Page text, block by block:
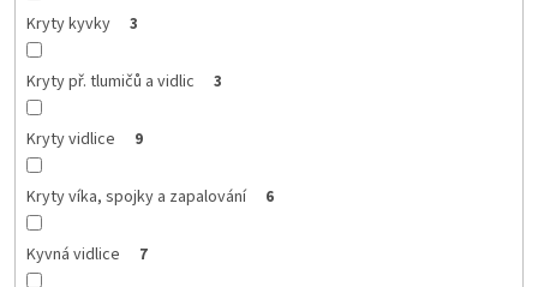
Kryty kyvky 3
Kryty př. tlumičů a vidlic 3
Kryty vidlice 9
Kryty víka, spojky a zapalování 6
Kyvná vidlice 7